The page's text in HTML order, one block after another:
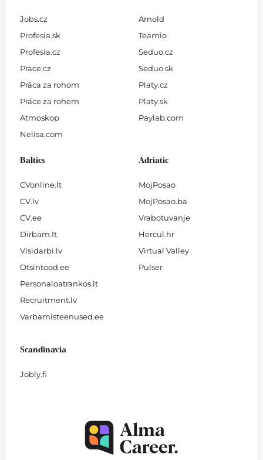
Jobs.cz
Profesia.sk
Profesia.cz
Prace.cz
Práca za rohom
Práce za rohem
Atmoskop
Nelisa.com
Arnold
Teamio
Seduo.cz
Seduo.sk
Platy.cz
Platy.sk
Paylab.com
Baltics
CVonline.lt
CV.lv
CV.ee
Dirbam.It
Visidarbi.lv
Otsintood.ee
Personaloatrankos.lt
Recruitment.lv
Varbamisteenused.ee
Adriatic
MojPosao
MojPosao.ba
Vrabotuvanje
Hercul.hr
Virtual Valley
Pulser
Scandinavia
Jobly.fi